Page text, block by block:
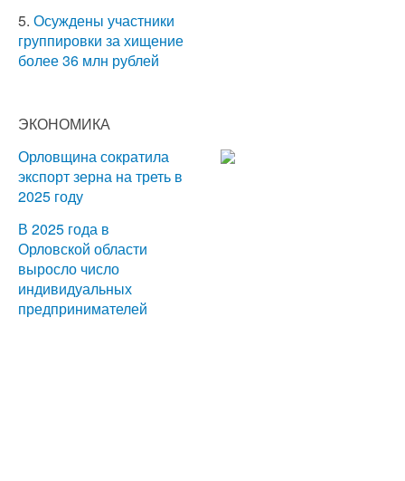
5. Осуждены участники
группировки за хищение
более 36 млн рублей
ЭКОНОМИКА
Орловщина сократила
экспорт зерна на треть в
2025 году
В 2025 года в
Орловской области
выросло число
индивидуальных
предпринимателей